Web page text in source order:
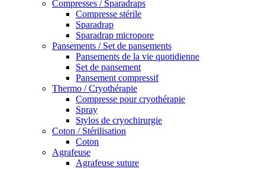
Compresses / Sparadraps
Compresse stérile
Sparadrap
Sparadrap micropore
Pansements / Set de pansements
Pansements de la vie quotidienne
Set de pansement
Pansement compressif
Thermo / Cryothérapie
Compresse pour cryothérapie
Spray
Stylos de cryochirurgie
Coton / Stérilisation
Coton
Agrafeuse
Agrafeuse suture